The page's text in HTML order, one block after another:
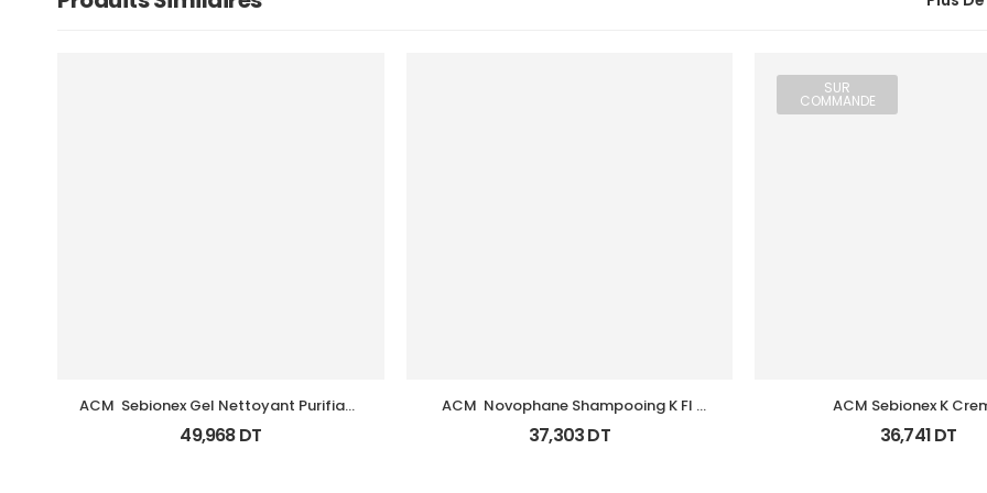
ACM  Sebionex Gel Nettoyant Purifiant
Fl 200Ml
49,968DT
ACM  Novophane Shampooing K Fl
125Ml
37,303DT
SUR
COMMANDE
ACM Sebionex K
Keratoregulatrice Vis
36,741DT